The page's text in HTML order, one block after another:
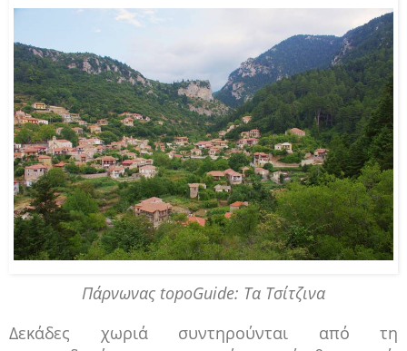
Πάρνωνας topoGuide: Τα Τσίτζινα
Δεκάδες χωριά συντηρούνται από τη